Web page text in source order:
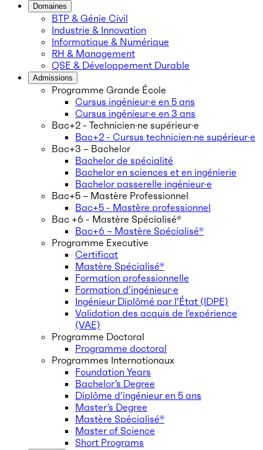
Domaines
BTP & Génie Civil
Industrie & Innovation
Informatique & Numérique
RH & Management
QSE & Développement Durable
Admissions
Programme Grande École
Cursus ingénieur·e en 5 ans
Cursus ingénieur·e en 3 ans
Bac+2 - Technicien·ne supérieur·e
Bac+2 - Cursus technicien·ne supérieur·e
Bac+3 – Bachelor
Bachelor de spécialité
Bachelor en sciences et en ingénierie
Bachelor passerelle ingénieur·e
Bac+5 – Mastère Professionnel
Bac+5 - Mastère professionnel
Bac +6 - Mastère Spécialisé®
Bac+6 – Mastère Spécialisé®
Programme Executive
Certificat
Mastère Spécialisé®
Formation professionnelle
Formation d’ingénieur·e
Ingénieur Diplômé par l’État (IDPE)
Validation des acquis de l’expérience
(VAE)
Programme Doctoral
Programme doctoral
Programmes Internationaux
Foundation Years
Bachelor’s Degree
Diplôme d’ingénieur en 5 ans
Master’s Degree
Mastère Spécialisé®
Master of Science
Short Programs